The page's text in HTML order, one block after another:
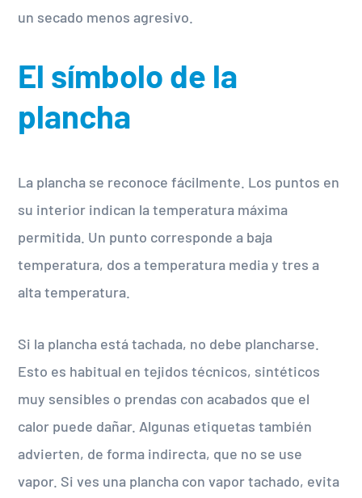
un secado menos agresivo.
El símbolo de la
plancha
La plancha se reconoce fácilmente. Los puntos en
su interior indican la temperatura máxima
permitida. Un punto corresponde a baja
temperatura, dos a temperatura media y tres a
alta temperatura.
Si la plancha está tachada, no debe plancharse.
Esto es habitual en tejidos técnicos, sintéticos
muy sensibles o prendas con acabados que el
calor puede dañar. Algunas etiquetas también
advierten, de forma indirecta, que no se use
vapor. Si ves una plancha con vapor tachado, evita